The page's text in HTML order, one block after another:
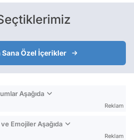
Sana Özel İçerikler
Aşağıda
Reklam
Emojiler Aşağıda
Reklam